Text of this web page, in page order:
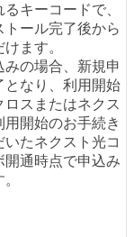
キーコードで、
ール完了後から
ます。
の場合、新規申
となり、利用開始
スまたはネクス
用開始のお手続き
たネクスト光コ
開通時点で申込み